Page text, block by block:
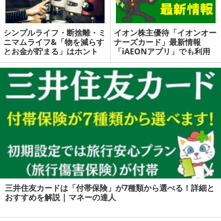
シンプルライフ・断捨離・ミ
ニマムライフ&「物を減らす
とお金が貯まる」はホント
か？
イオン株主優待「イオンオー
ナーズカード」最新情報
「iAEONアプリ」でも利用
可能、イオンモバイルで5%
引きも | マネーの達人
三井住友カードは「付帯保険」が7種類から選べる！詳細と
おすすめを解説 | マネーの達人